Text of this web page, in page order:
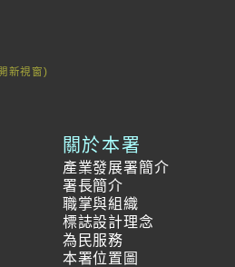
關於本署
產業發展署簡介
署長簡介
職掌與組織
標誌設計理念
為民服務
本署位置圖